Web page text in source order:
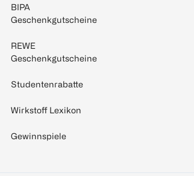
BIPA
Geschenkgutscheine
REWE
Geschenkgutscheine
Studentenrabatte
Wirkstoff Lexikon
Gewinnspiele